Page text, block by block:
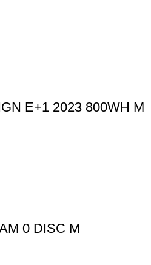
E+1 2023 800WH M
0 DISC M